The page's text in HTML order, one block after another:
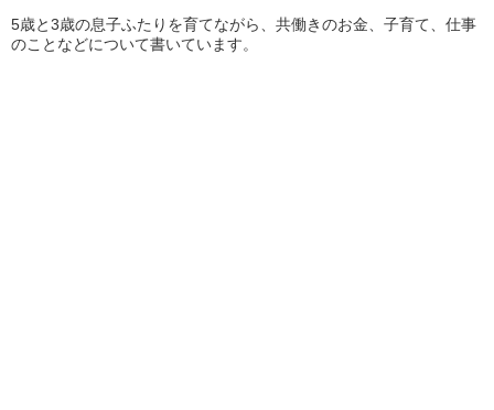
5歳と3歳の息子ふたりを育てながら、共働きのお金、子育て、仕事
のことなどについて書いています。